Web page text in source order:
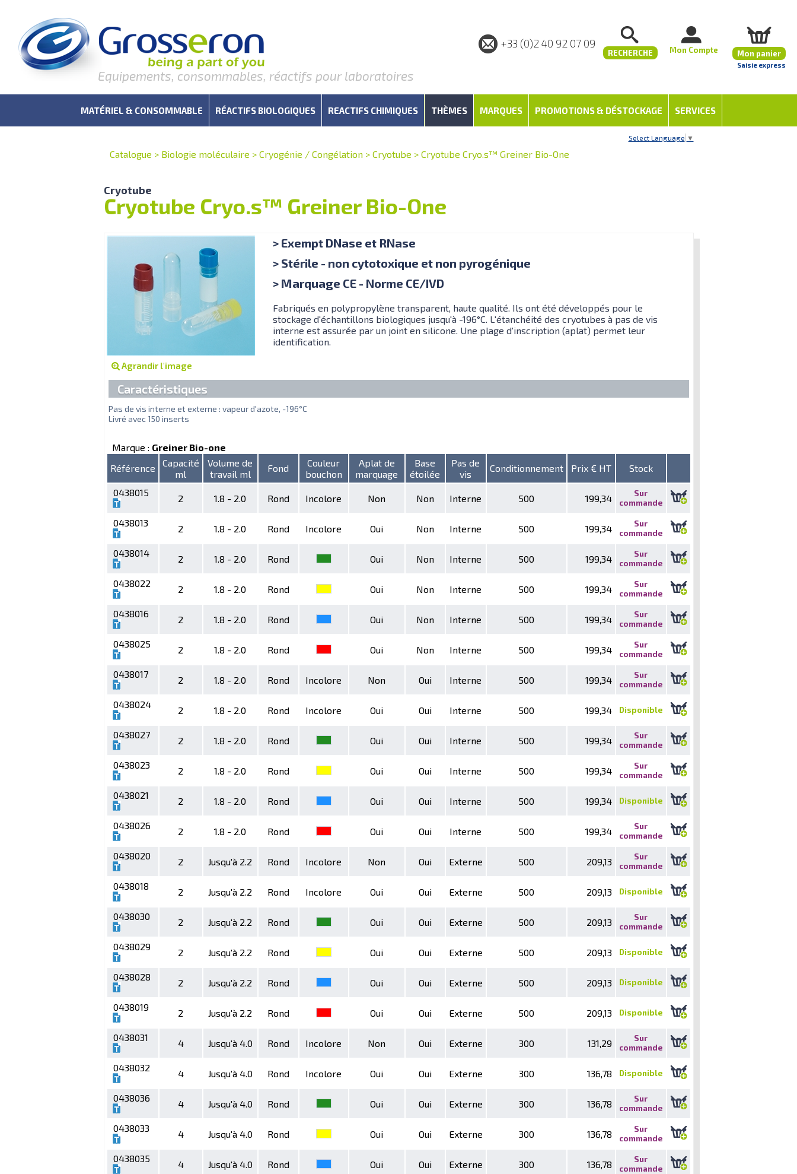
Equipements, consommables, réactifs pour laboratoires
+33 (0)2 40 92 07 09
RECHERCHE Mon Compte Mon panier
Saisie express
MATÉRIEL & CONSOMMABLE RÉACTIFS BIOLOGIQUES REACTIFS CHIMIQUES THÈMES MARQUES PROMOTIONS & DÉSTOCKAGE SERVICES
Select Language ▼
Catalogue > Biologie moléculaire > Cryogénie / Congélation> Cryotube > Cryotube Cryo.s™ Greiner Bio-One
Cryotube
Cryotube Cryo.s™ Greiner Bio-One
Agrandir l'image
> Exempt DNase et RNase
> Stérile - non cytotoxique et non pyrogénique
> Marquage CE - Norme CE/IVD
Fabriqués en polypropylène transparent, haute qualité. Ils ont été développés pour le
stockage d'échantillons biologiques jusqu'à -196°C. L'étanchéité des cryotubes à pas de vis
interne est assurée par un joint en silicone. Une plage d'inscription (aplat) permet leur
identification.
Caractéristiques
Pas de vis interne et externe : vapeur d'azote, -196°C
Livré avec 150 inserts
Marque : Greiner Bio-one
Référence
Capacité
ml
Volume de
travail ml
Fond
Couleur
bouchon
Aplat de
marquage
Base
étoilée
Pas de
vis
Conditionnement Prix € HT Stock
0438015
2 1.8 - 2.0 Rond Incolore Non Non Interne 500 199,34
Sur
commande
0438013
2 1.8 - 2.0 Rond Incolore Oui Non Interne 500 199,34
Sur
commande
0438014
2 1.8 - 2.0 Rond Oui Non Interne 500 199,34
Sur
commande
0438022
2 1.8 - 2.0 Rond Oui Non Interne 500 199,34
Sur
commande
0438016
2 1.8 - 2.0 Rond Oui Non Interne 500 199,34
Sur
commande
0438025
2 1.8 - 2.0 Rond Oui Non Interne 500 199,34
Sur
commande
0438017
2 1.8 - 2.0 Rond Incolore Non Oui Interne 500 199,34
Sur
commande
0438024
2 1.8 - 2.0 Rond Incolore Oui Oui Interne 500 199,34 Disponible
0438027
2 1.8 - 2.0 Rond Oui Oui Interne 500 199,34
Sur
commande
0438023
2 1.8 - 2.0 Rond Oui Oui Interne 500 199,34
Sur
commande
0438021
2 1.8 - 2.0 Rond Oui Oui Interne 500 199,34 Disponible
0438026
2 1.8 - 2.0 Rond Oui Oui Interne 500 199,34
Sur
commande
0438020
2 Jusqu'à 2.2 Rond Incolore Non Oui Externe 500 209,13
Sur
commande
0438018
2 Jusqu'à 2.2 Rond Incolore Oui Oui Externe 500 209,13 Disponible
0438030
2 Jusqu'à 2.2 Rond Oui Oui Externe 500 209,13
Sur
commande
0438029
2 Jusqu'à 2.2 Rond Oui Oui Externe 500 209,13 Disponible
0438028
2 Jusqu'à 2.2 Rond Oui Oui Externe 500 209,13 Disponible
0438019
2 Jusqu'à 2.2 Rond Oui Oui Externe 500 209,13 Disponible
0438031
4 Jusqu'à 4.0 Rond Incolore Non Oui Externe 300 131,29
Sur
commande
0438032
4 Jusqu'à 4.0 Rond Incolore Oui Oui Externe 300 136,78 Disponible
0438036
4 Jusqu'à 4.0 Rond Oui Oui Externe 300 136,78
Sur
commande
0438033
4 Jusqu'à 4.0 Rond Oui Oui Externe 300 136,78
Sur
commande
0438035
4 Jusqu'à 4.0 Rond Oui Oui Externe 300 136,78
Sur
commande